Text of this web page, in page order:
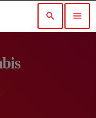
search menu